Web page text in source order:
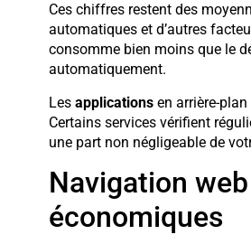
Ces chiffres restent des
automatiques et d’autres
consomme bien moins que le
automatiquement.
Les applicationsen arrière-plan
Certains services vérifient
une part non négligeable de
Navigation
économiques